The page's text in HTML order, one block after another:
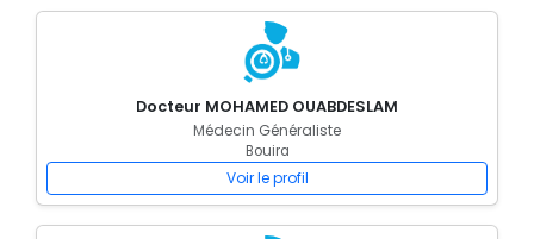
Docteur MOHAMED OUABDESLAM
Médecin Généraliste
Bouira
Voir le profil